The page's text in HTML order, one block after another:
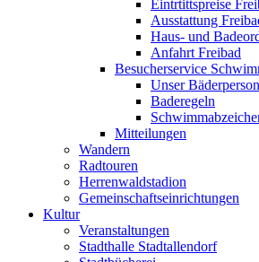
Eintrtittspreise
Ausstattung
Haus- und
Anfahrt Freibad
Besucherservice
Unser
Baderegeln
Mitteilungen
Wandern
Radtouren
Herrenwaldstadion
Gemeinschaftseinrichtungen
Kultur
Veranstaltungen
Stadthalle Stadtallendorf